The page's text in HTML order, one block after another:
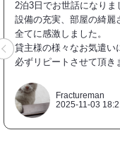
2泊3日でお世話になりま
設備の充実、部屋の綺麗
全てに感激しました。
貸主様の様々なお気遣い
必ずリピートさせて頂き
Fractureman
2025-11-03